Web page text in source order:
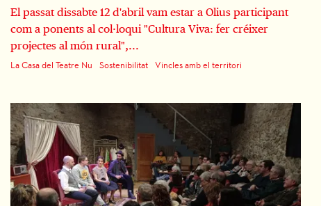
El passat dissabte 12 d'abril vam estar a Olius participant
com a ponents al col·loqui "Cultura Viva: fer créixer
projectes al món rural",...
La Casa del Teatre Nu Sostenibilitat Vincles amb el territori